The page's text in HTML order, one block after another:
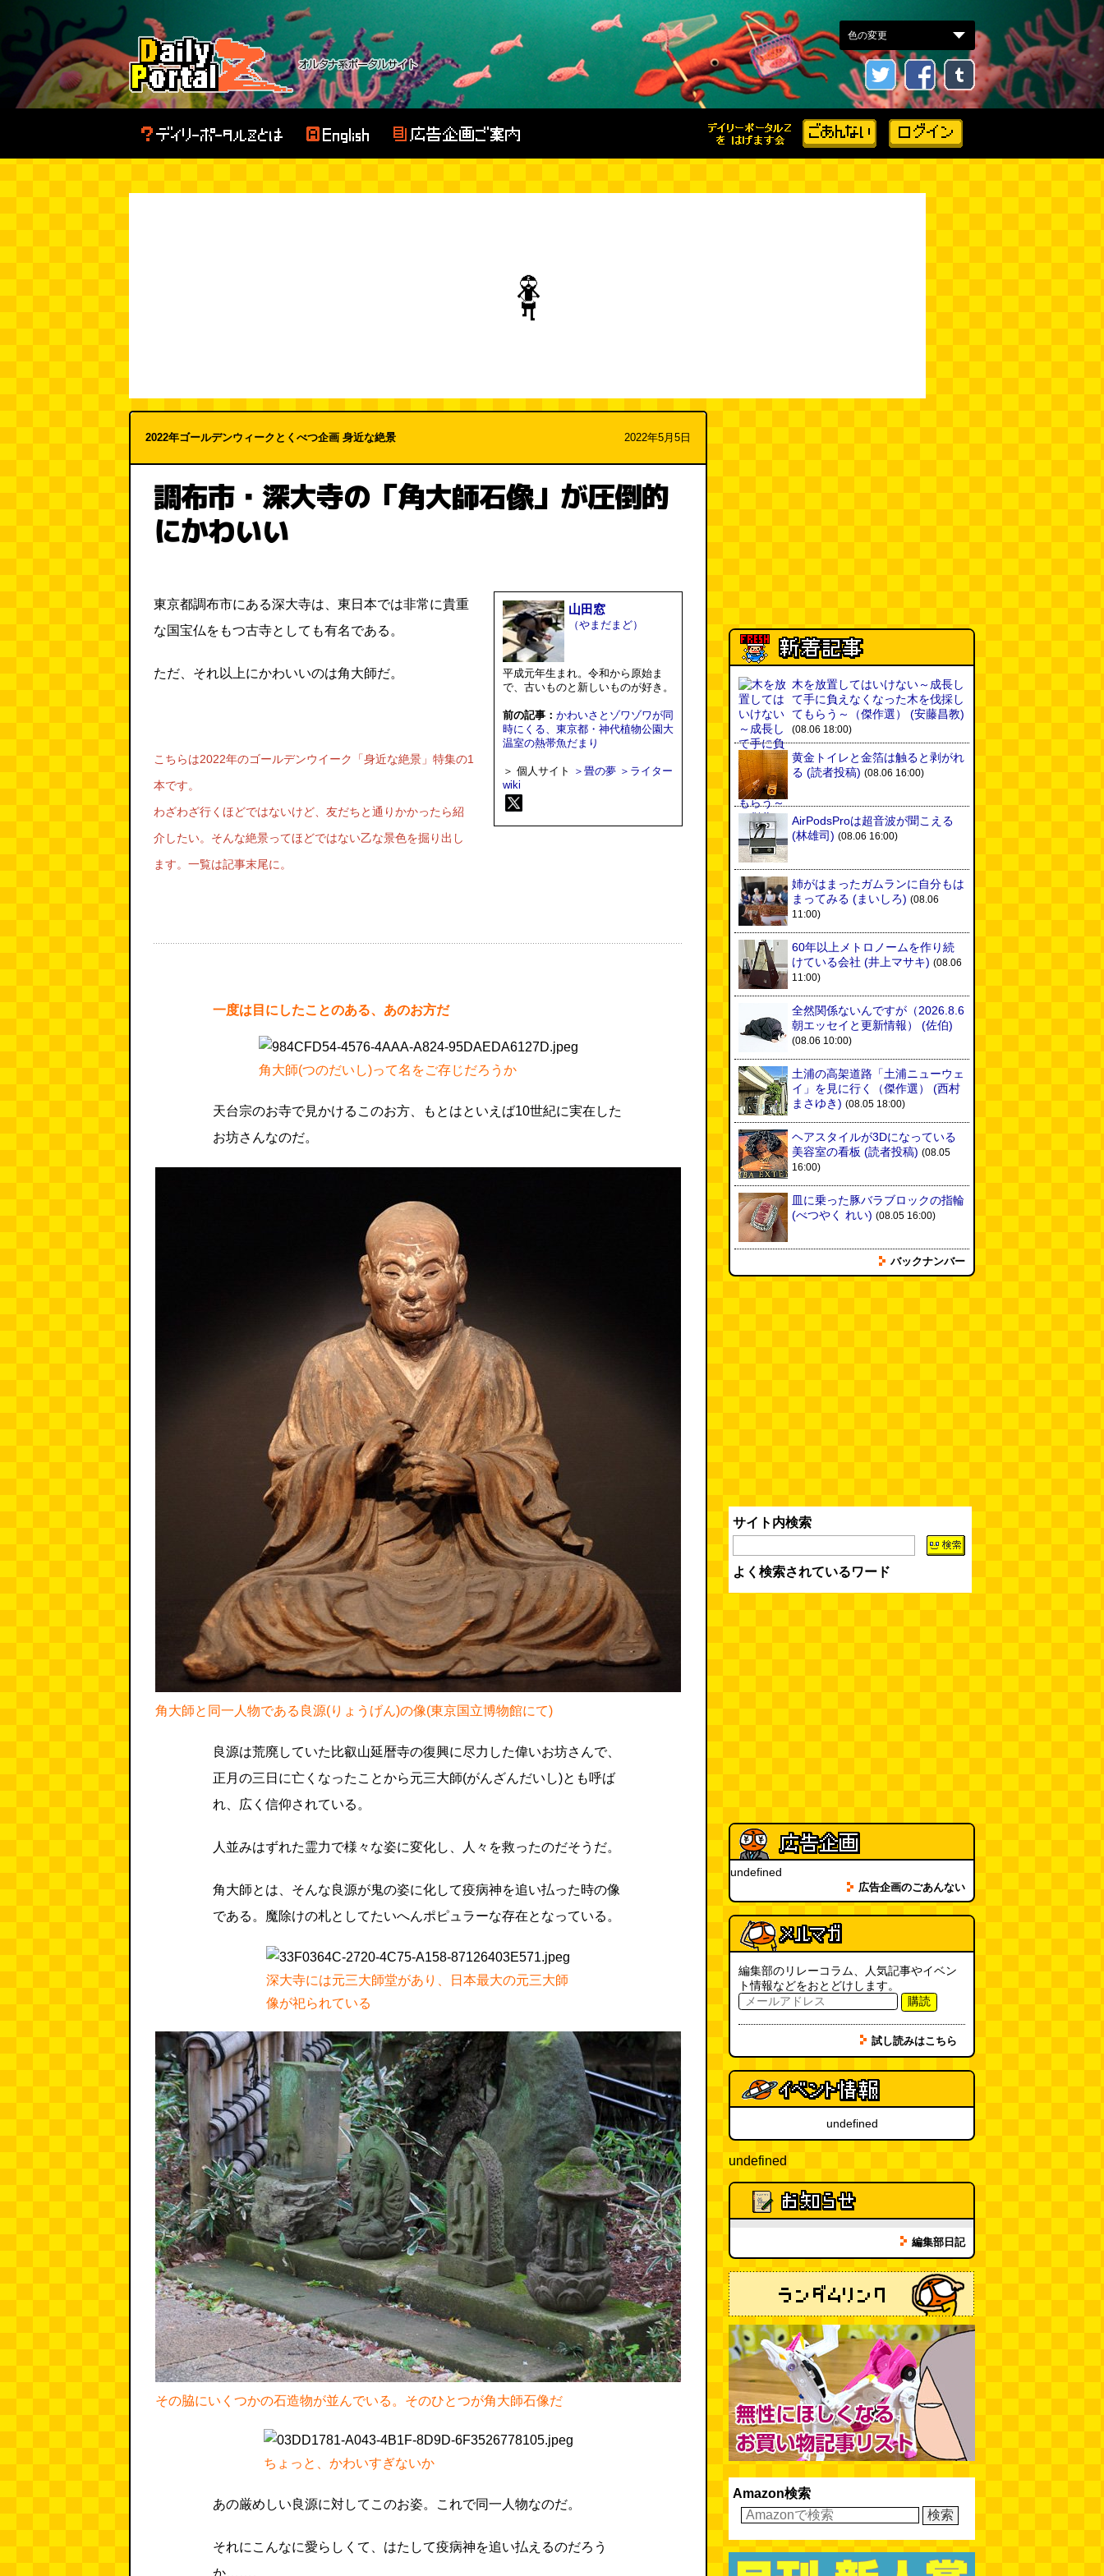
2022年ゴールデンウィークとくべつ企画 身近な絶景 2022年5月5日
調布市・深大寺の「角大師石像」が圧倒的
にかわいい
東京都調布市にある深大寺は、東日本では非常に貴重
な国宝仏をもつ古寺としても有名である。
ただ、それ以上にかわいいのは角大師だ。
こちらは2022年のゴールデンウイーク「身近な絶景」特集の1
本です。
わざわざ行くほどではないけど、友だちと通りかかったら紹
介したい。そんな絶景ってほどではない乙な景色を掘り出し
ます。一覧は記事末尾に。
山田窓
（やまだまど）
平成元年生まれ。令和から原始ま
で、古いものと新しいものが好き。
前の記事： かわいさとゾワゾワが同
時にくる、東京都・神代植物公園大
温室の熱帯魚だまり
＞ 個人サイト ＞畳の夢 ＞ライター
wiki
一度は目にしたことのある、あのお方だ
角大師(つのだいし)って名をご存じだろうか
天台宗のお寺で見かけるこのお方、もとはといえば10世紀に実在した
お坊さんなのだ。
角大師と同一人物である良源(りょうげん)の像(東京国立博物館にて)
良源は荒廃していた比叡山延暦寺の復興に尽力した偉いお坊さんで、
正月の三日に亡くなったことから元三大師(がんざんだいし)とも呼ば
れ、広く信仰されている。
人並みはずれた霊力で様々な姿に変化し、人々を救ったのだそうだ。
角大師とは、そんな良源が鬼の姿に化して疫病神を追い払った時の像
である。魔除けの札としてたいへんポピュラーな存在となっている。
深大寺には元三大師堂があり、日本最大の元三大師
像が祀られている
その脇にいくつかの石造物が並んでいる。そのひとつが角大師石像だ
ちょっと、かわいすぎないか
あの厳めしい良源に対してこのお姿。これで同一人物なのだ。
それにこんなに愛らしくて、はたして疫病神を追い払えるのだろう
か……。
木を放置してはいけない～成長し
て手に負えなくなった木を伐採し
てもらう～（傑作選）
(安藤昌教)
(08.06 18:00)
黄金トイレと金箔は触ると剥がれ
る (読者投稿) (08.06 16:00)
AirPodsProは超音波が聞こえる
(林雄司) (08.06 16:00)
姉がはまったガムランに自分もは
まってみる (まいしろ) (08.06
11:00)
60年以上メトロノームを作り続
けている会社 (井上マサキ) (08.06
11:00)
全然関係ないんですが（2026.8.6
朝エッセイと更新情報）
(佐伯)
(08.06 10:00)
土浦の高架道路「土浦ニューウェ
イ」を見に行く（傑作選）
(西村
まさゆき) (08.05 18:00)
ヘアスタイルが3Dになっている
美容室の看板 (読者投稿) (08.05
16:00)
皿に乗った豚バラブロックの指輪
(べつやく れい) (08.05 16:00)
フエラムネをさらに笛っぽくした
らホイッスルになりました(爲房
ちょこ煎がカインズPBで販売し
てました
世田谷区民会館行きのバスは1日
1本(べつやく れい) (08.04 16:00)
10:00)
SDカードのケチャップ和え / う
(デイリーポータルZ) (08.03 17:00)
現役、コスモスの自販機(読者投
稿) (08.03 16:00)
取り残された木(ほり)
(08.03
16:00)
「入力中…」の動きを対面の会話
で表現したい(んちゅたぐい)
(08.03 11:00)
ミンティアで汗がおさえられるの
は本当か(べつやく れい)
新情報）(ほり) (08.03 10:00)
さ・7/25～31 のデイリーポータ
ルZダイジェスト(デイリーポー
タルZ)
おもしろいって言われたい 第1回
(林雄司)
冷房の壊れた焼肉屋（2026.8.2
朝エッセイと更新情報） (トルー)
(08.02 10:00)
カシューナッツの果実、カシュー
アップルは甘渋かった（傑作選）
(玉置標本) (08.01 18:00)
非常口の可能性があるタイヤ
ちゅたぐい) (08.01 16:00)
青森駅前にはビーチがある(読者
投稿)
(08.01 16:00)
バックナンバー
サイト内検索
よく検索されているワード
undefined
広告企画のごあんない
編集部のリレーコラム、人気記事やイベン
ト情報などをおとどけします。
購読
試し読みはこちら
undefined
undefined
編集部日記
Amazon検索